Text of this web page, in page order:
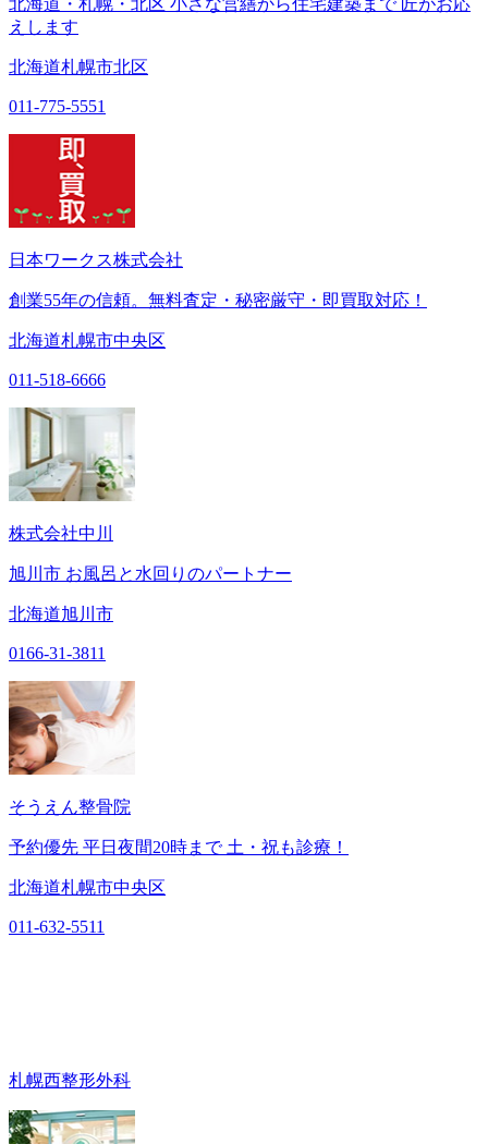
えします
北海道札幌市北区
011-775-5551
日本ワークス株式会社
創業55年の信頼。無料査定・秘密厳守・即買取対応！
北海道札幌市中央区
011-518-6666
株式会社中川
旭川市 お風呂と水回りのパートナー
北海道旭川市
0166-31-3811
そうえん整骨院
予約優先 平日夜間20時まで 土・祝も診療！
北海道札幌市中央区
011-632-5511
札幌西整形外科